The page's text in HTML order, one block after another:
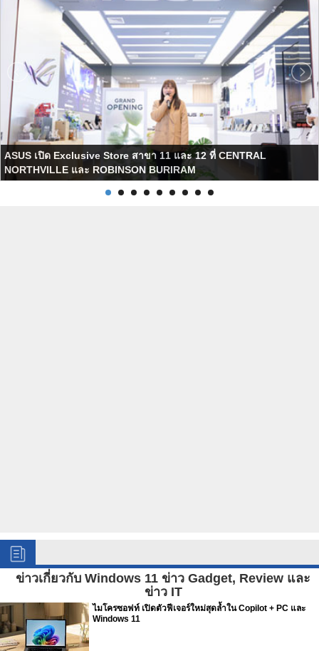
ASUS เปิด Exclusive Store สาขา 11 และ 12 ที่ CENTRAL
NORTHVILLE และ ROBINSON BURIRAM
ข่าวเกี่ยวกับ Windows 11 ข่าว Gadget, Review และ
ข่าว IT
ไมโครซอฟท์ เปิดตัวฟีเจอร์ใหม่สุดล้ำใน Copilot + PC และ
Windows 11